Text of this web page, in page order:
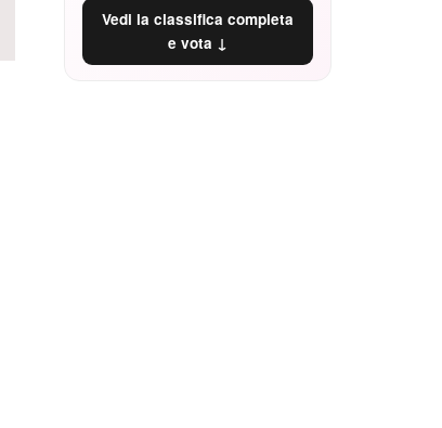
Vedi la classifica completa
e vota ↓